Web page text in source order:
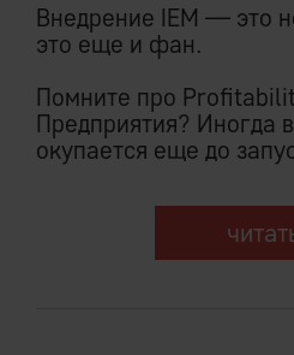
Внедрение IEM — это
это еще и фан.
Помните про
Предприятия? Иногда
окупается еще до